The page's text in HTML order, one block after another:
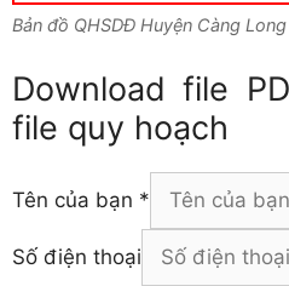
Bản đồ QHSDĐ Huyện Càng
Download file
file quy hoạch
Tên của bạn *
Số điện thoại